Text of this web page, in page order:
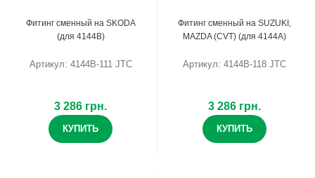
Фитинг сменный на SKODA
(для 4144B)
Артикул: 4144B-111 JTC
3 286 грн.
КУПИТЬ
Фитинг сменный на SUZUKI,
MAZDA (CVT) (для 4144A)
Артикул: 4144B-118 JTC
3 286 грн.
КУПИТЬ